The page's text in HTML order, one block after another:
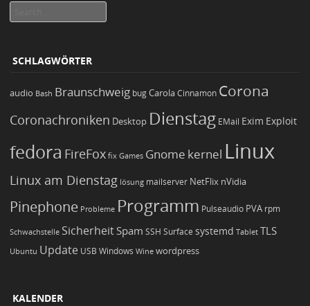
SCHLAGWÖRTER
audio Bash Braunschweig bugCarola Cinnamon Corona
Coronachroniken Desktop Dienstag EMail Exim Exploit
fedora FireFox fix Games Gnome kernel Linux
Linux am Dienstag lösung mailserver NetFlix nVidia
Pinephone Probleme Programm Pulseaudio PVA rpm
Schwachstelle Sicherheit Spam SSH Surface systemd Tablet TLS
Ubuntu Update USB Windows Wine wordpress
KALENDER